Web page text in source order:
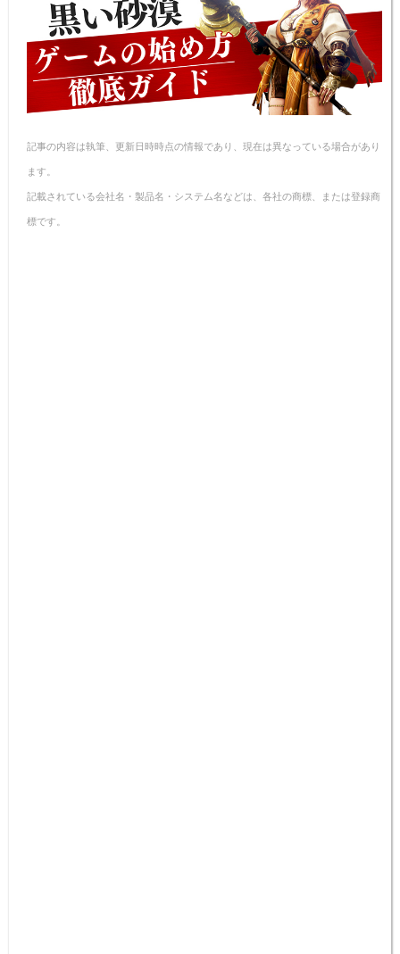
記事の内容は執筆、更新日時時点の情報であり、現在は異なっている場合があり
ます。
記載されている会社名・製品名・システム名などは、各社の商標、または登録商
標です。